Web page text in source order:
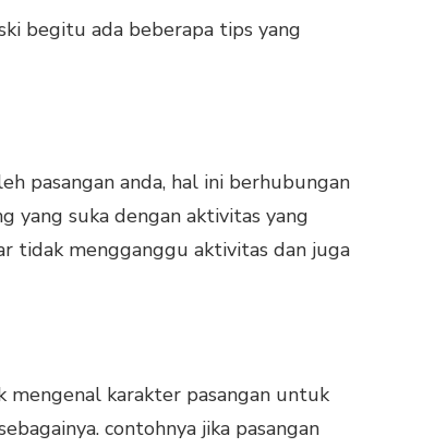
begitu ada beberapa tips yang
pasangan anda, hal ini berhubungan
yang suka dengan aktivitas yang
tidak mengganggu aktivitas dan juga
karakter pasangan untuk
contohnya jika pasangan